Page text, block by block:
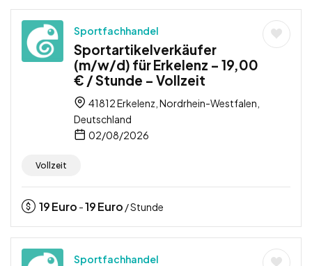
Sportfachhandel
Sportartikelverkäufer
(m/w/d) für Erkelenz – 19,00
€ / Stunde – Vollzeit
41812 Erkelenz, Nordrhein-Westfalen,
Deutschland
02/08/2026
Vollzeit
19Euro -19Euro / Stunde
Sportfachhandel